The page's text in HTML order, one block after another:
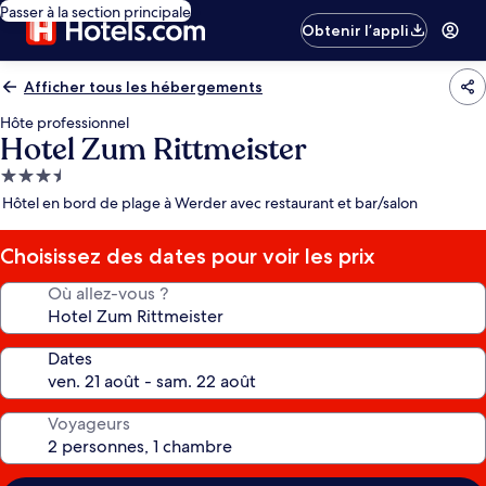
Passer à la section principale
Obtenir l’appli
Afficher tous les hébergements
Hôte professionnel
Hotel Zum Rittmeister
Hébergement
3.5 étoiles
Hôtel en bord de plage à Werder avec restaurant et bar/salon
Choisissez des dates pour voir les prix
Où allez-vous ?
Dates
Voyageurs